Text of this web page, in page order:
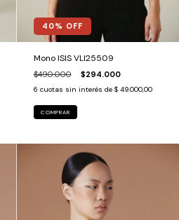
40% OFF
Mono ISIS VLI25509
$490.000 $294.000
6 cuotas sin interés de $ 49.000,00
COMPRAR